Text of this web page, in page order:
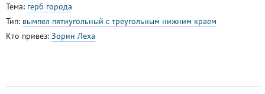
Тема: герб города
Тип: вымпел пятиугольный с треугольным нижним краем
Кто привез: Зорин Леха